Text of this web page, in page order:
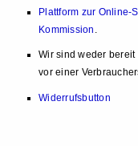
Plattform zur Online-
Kommission
Wir sind weder
vor einer
Widerrufsbutton